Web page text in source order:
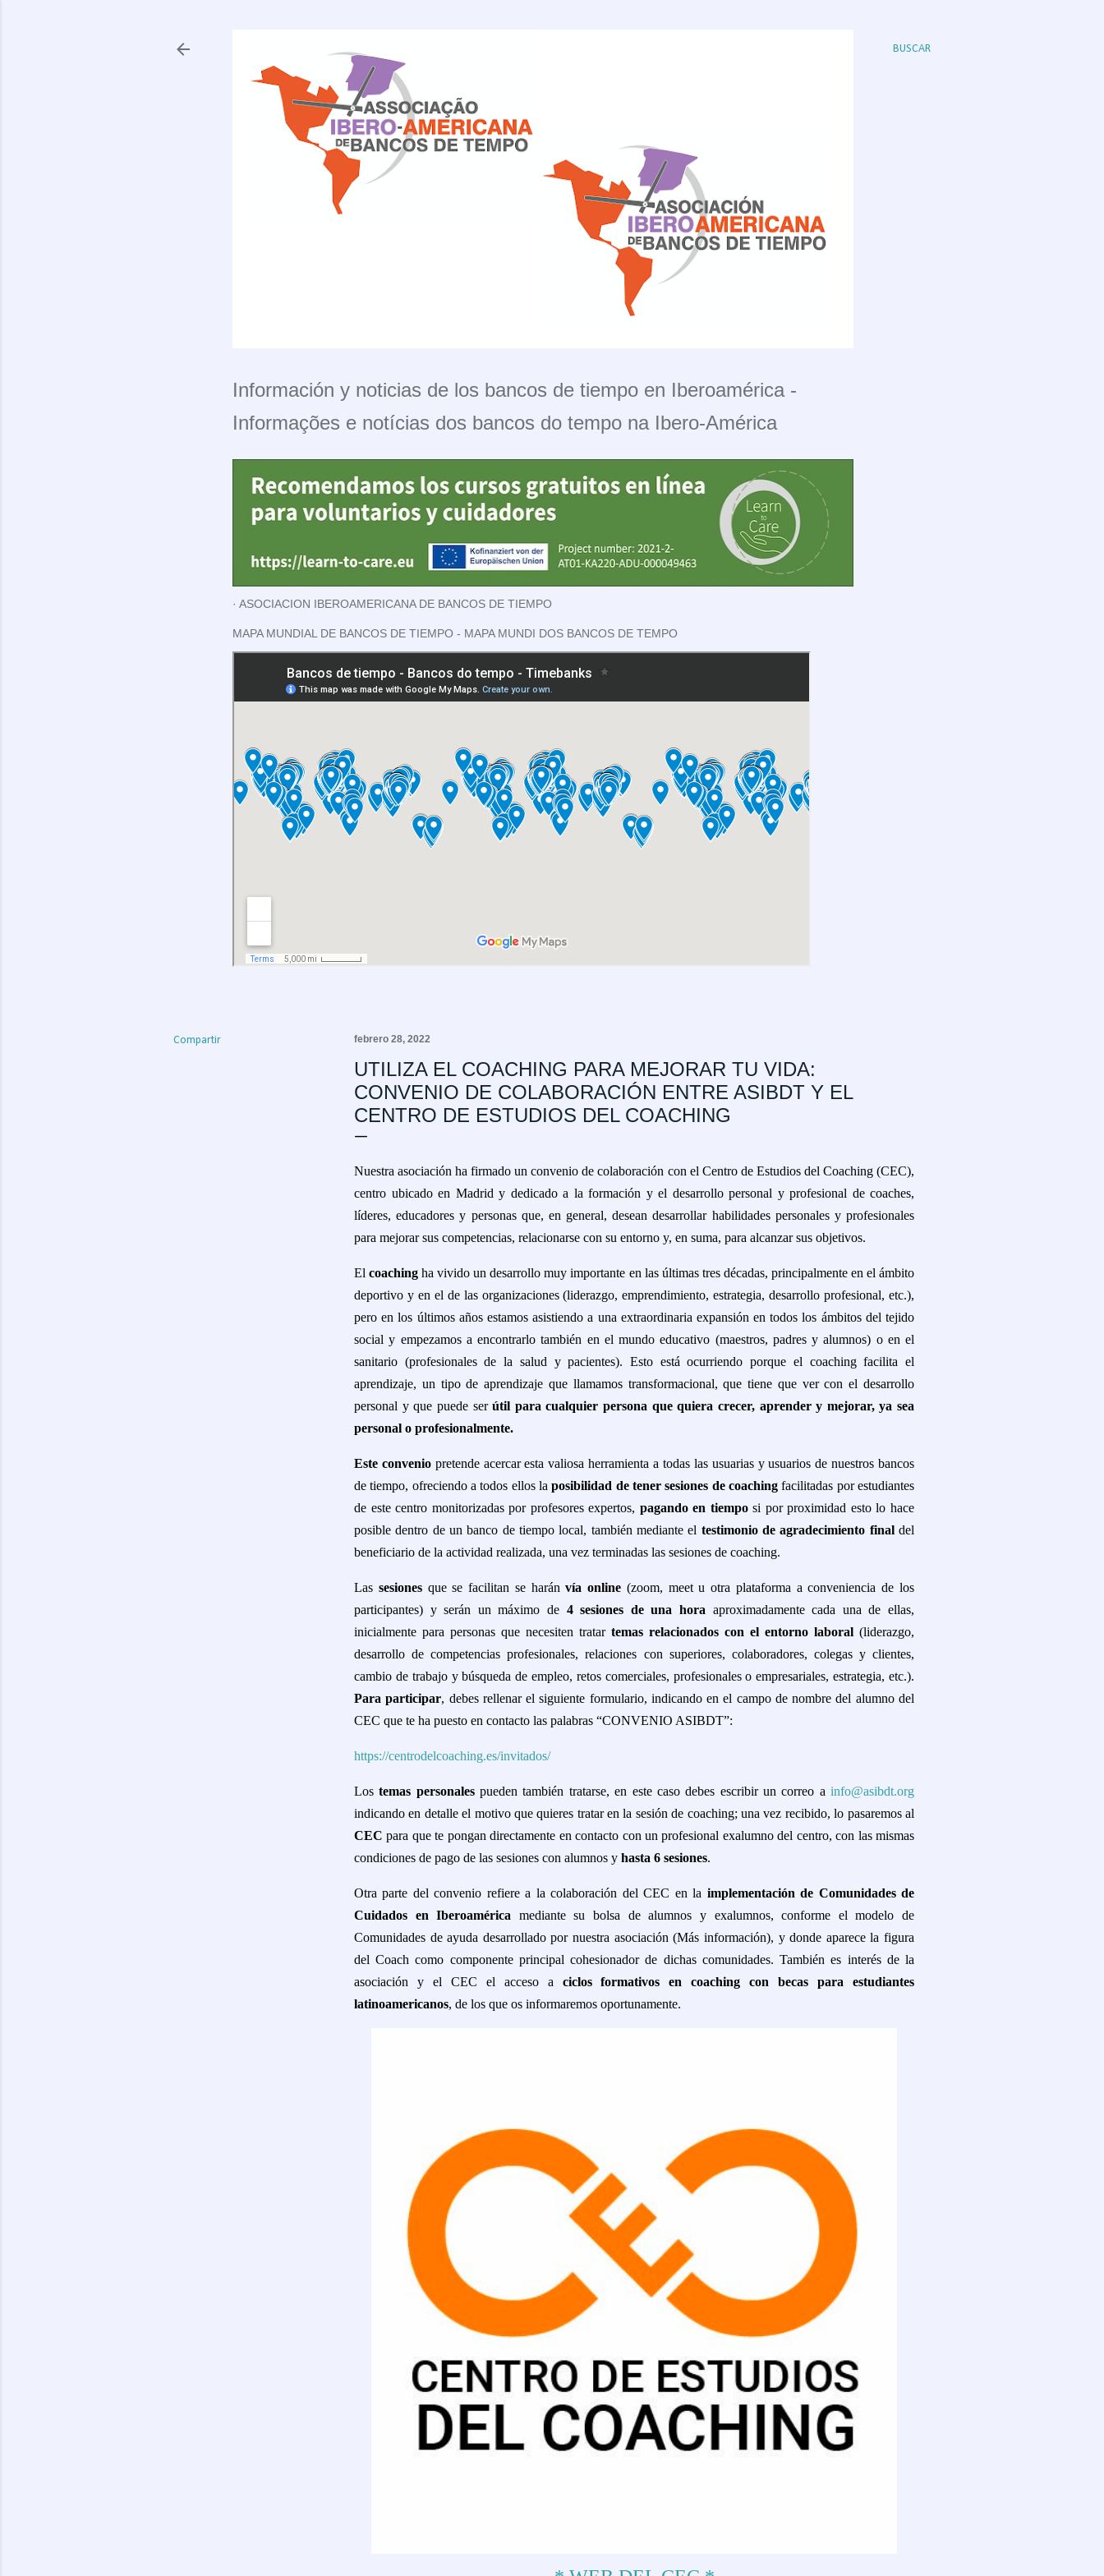
BUSCAR
Información y noticias de los bancos de tiempo en Iberoamérica -
Informações e notícias dos bancos do tempo na Ibero-América
ASOCIACION IBEROAMERICANA DE BANCOS DE TIEMPO
MAPA MUNDIAL DE BANCOS DE TIEMPO - MAPA MUNDI DOS BANCOS DE TEMPO
Compartir febrero 28, 2022
UTILIZA EL COACHING PARA MEJORAR TU VIDA:
CONVENIO DE COLABORACIÓN ENTRE ASIBDT Y EL
CENTRO DE ESTUDIOS DEL COACHING
Nuestra asociación ha firmado un convenio de colaboración con el Centro de Estudios del Coaching (CEC),
centro ubicado en Madrid y dedicado a la formación y el desarrollo personal y profesional de coaches,
líderes, educadores y personas que, en general, desean desarrollar habilidades personales y profesionales
para mejorar sus competencias, relacionarse con su entorno y, en suma, para alcanzar sus objetivos.
Elcoaching ha vivido un desarrollo muy importante en las últimas tres décadas, principalmente en el ámbito
deportivo y en el de las organizaciones (liderazgo, emprendimiento, estrategia, desarrollo profesional, etc.),
pero en los últimos años estamos asistiendo a una extraordinaria expansión en todos los ámbitos del tejido
social y empezamos a encontrarlo también en el mundo educativo (maestros, padres y alumnos) o en el
sanitario (profesionales de la salud y pacientes). Esto está ocurriendo porque el coaching facilita el
aprendizaje, un tipo de aprendizaje que llamamos transformacional, que tiene que ver con el desarrollo
personal y que puede serútil para cualquier persona que quiera crecer, aprender y mejorar, ya sea
personal o profesionalmente.
Este conveniopretende acercar esta valiosa herramienta a todas las usuarias y usuarios de nuestros bancos
de tiempo, ofreciendo a todos ellos laposibilidad de tener sesiones de coachingfacilitadas por estudiantes
de este centro monitorizadas por profesores expertos, pagando en tiemposi por proximidad esto lo hace
posible dentro de un banco de tiempo local, también mediante el testimonio de agradecimiento finaldel
beneficiario de la actividad realizada, una vez terminadas las sesiones de coaching.
Las sesiones que se facilitan se haránvía online (zoom, meet u otra plataforma a conveniencia de los
participantes) y serán un máximo de 4 sesiones de una hora aproximadamente cada una de ellas,
inicialmente para personas que necesiten tratar temas relacionados con el entorno laboral (liderazgo,
desarrollo de competencias profesionales, relaciones con superiores, colaboradores, colegas y clientes,
cambio de trabajo y búsqueda de empleo, retos comerciales, profesionales o empresariales, estrategia, etc.).
Para participar, debes rellenar el siguiente formulario, indicando en el campo de nombre del alumno del
CEC que te ha puesto en contacto las palabras “CONVENIO ASIBDT”:
https://centrodelcoaching.es/invitados/
Los temas personalespueden también tratarse, en este caso debes escribir un correo ainfo@asibdt.org
indicando en detalle el motivo que quieres tratar en la sesión de coaching; una vez recibido, lo pasaremos al
CEC para que te pongan directamente en contacto con un profesional exalumno del centro, con las mismas
condiciones de pago de las sesiones con alumnos y hasta 6 sesiones.
Otra parte del convenio refiere a la colaboración del CEC en la implementación de Comunidades de
Cuidados en Iberoamérica mediante su bolsa de alumnos y exalumnos, conforme el modelo de
Comunidades de ayuda desarrollado por nuestra asociación (Más información), y donde aparece la figura
del Coach como componente principal cohesionador de dichas comunidades. También es interés de la
asociación y el CEC el acceso a ciclos formativos en coaching con becas para estudiantes
latinoamericanos, de los que os informaremos oportunamente.